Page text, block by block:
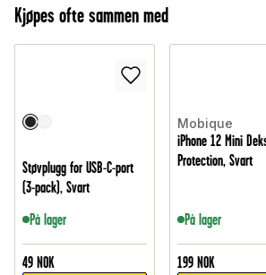
Kjøpes ofte sammen med
Støvplugg for USB-C-port
(3-pack), Svart
På lager
49 NOK
Mobique
iPhone 12 Mini
Protection, Svart
På lager
199 NOK